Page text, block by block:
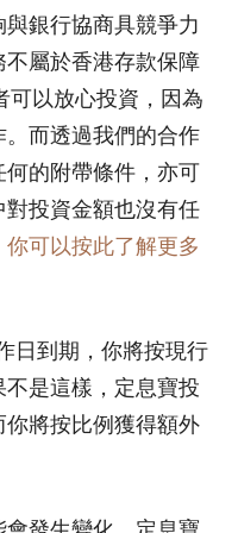
銀行協商具競爭力
屬於香港存款保障
可以放心投資，因為
而透過我們的合作
的附帶條件，亦可
投資金額也沒有任
你可以按此了解更多
日到期，你將按現行
是這樣，定息寶投
將按比例獲得額外